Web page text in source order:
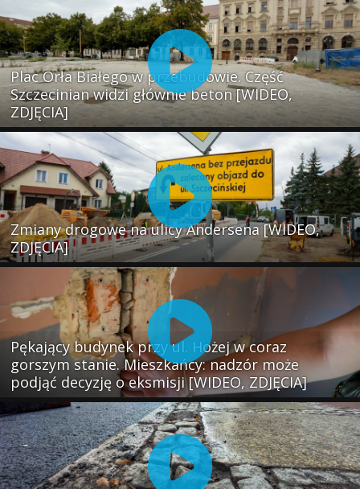
Plac Orła Białego w przebudowie. Część
Szczecinian widzi głównie beton [WIDEO,
ZDJĘCIA]
Zmiany drogowe na ulicy Andersena [WIDEO,
ZDJĘCIA]
Pękający budynek przy ul. Hożej w coraz
gorszym stanie. Mieszkańcy: nadzór może
podjąć decyzję o eksmisji [WIDEO, ZDJĘCIA]